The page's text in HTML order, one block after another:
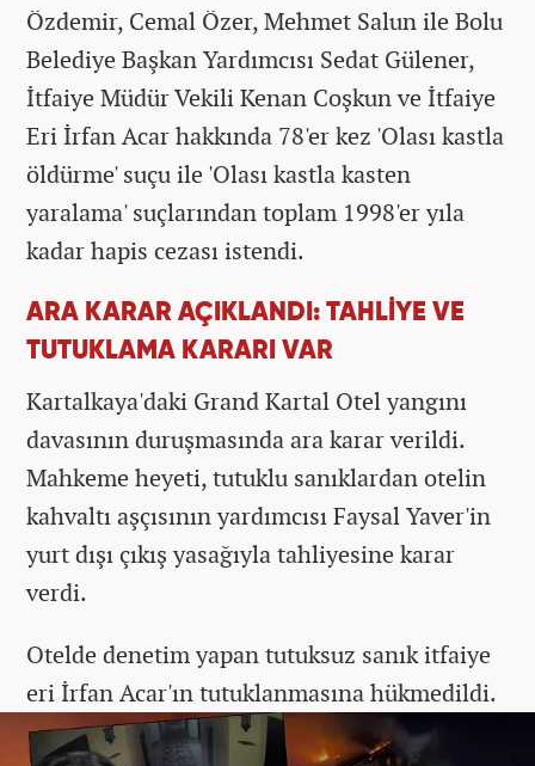
Özdemir, Cemal Özer, Mehmet Salun ile Bolu
Belediye Başkan Yardımcısı Sedat Gülener,
İtfaiye Müdür Vekili Kenan Coşkun ve İtfaiye
Eri İrfan Acar hakkında 78'er kez 'Olası kastla
öldürme' suçu ile 'Olası kastla kasten
yaralama' suçlarından toplam 1998'er yıla
kadar hapis cezası istendi.
ARA KARAR AÇIKLANDI: TAHLİYE VE
TUTUKLAMA KARARI VAR
Kartalkaya'daki Grand Kartal Otel yangını
davasının duruşmasında ara karar verildi.
Mahkeme heyeti, tutuklu sanıklardan otelin
kahvaltı aşçısının yardımcısı Faysal Yaver'in
yurt dışı çıkış yasağıyla tahliyesine karar
verdi.
Otelde denetim yapan tutuksuz sanık itfaiye
eri İrfan Acar'ın tutuklanmasına hükmedildi.